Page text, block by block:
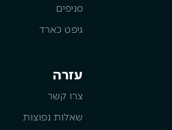
סניפים
גיפט כארד
עזרה
צרו קשר
שאלות נפוצות